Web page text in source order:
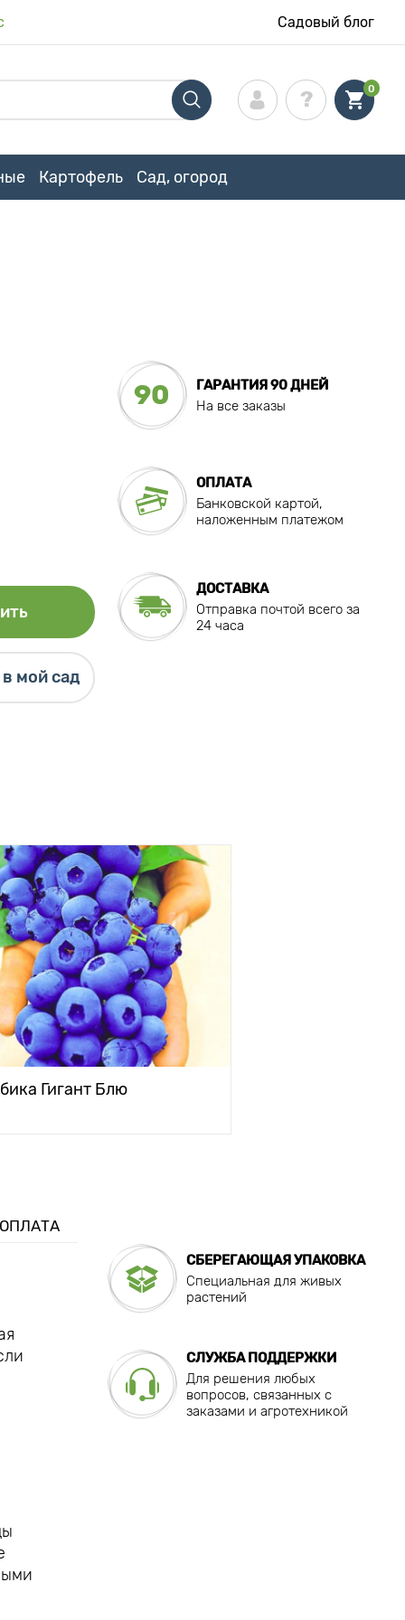
Садовый блог
0
Картофель Сад, огород
мой сад
90
ГАРАНТИЯ 90 ДНЕЙ
На все заказы
ОПЛАТА
Банковской картой,
наложенным платежом
ДОСТАВКА
Отправка почтой всего за
24 часа
Гигант Блю
СБЕРЕГАЮЩАЯ УПАКОВКА
Специальная для живых
растений
СЛУЖБА ПОДДЕРЖКИ
Для решения любых
вопросов, связанных с
заказами и агротехникой